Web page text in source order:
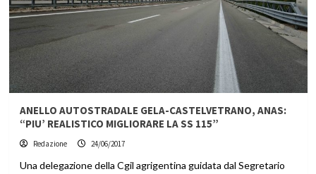
ANELLO AUTOSTRADALE GELA-CASTELVETRANO, ANAS:
“PIU’ REALISTICO MIGLIORARE LA SS 115”
Redazione 24/06/2017
Una delegazione della Cgil agrigentina guidata dal Segretario